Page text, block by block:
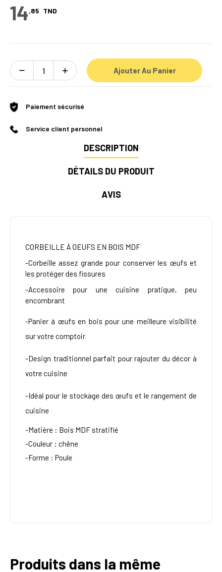
14,85 TND
Ajouter Au Panier
Paiement sécurisé
Service client personnel
DESCRIPTION
DÉTAILS DU PRODUIT
AVIS
CORBEILLE À OEUFS EN BOIS MDF
-Corbeille assez grande pour conserver les œufs et
les protéger des fissures
-Accessoire pour une cuisine pratique, peu
encombrant
-Panier à œufs en bois pour une meilleure visibilité
sur votre comptoir.
-Design traditionnel parfait pour rajouter du décor à
votre cuisine
-Idéal pour le stockage des œufs et le rangement de
cuisine
-Matière : Bois MDF stratifié
-Couleur : chêne
-Forme : Poule
Produits dans la même